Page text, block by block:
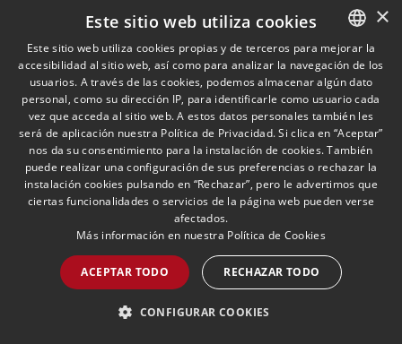
Andersen asesora a los
accionistas de la aeronáutica
Inespasa en la venta del 93%
del capital a un grupo de
inversores
26/05/2026 Corporate and M&A
El asesoramiento ha sido liderado por
Marta Morales, Socia; junto a Arturo
Murillo.
SPANISH
ENGLISH
PORTUGUESE
×
Este sitio web utiliza cookies
Este sitio web utiliza cookies propias y de terceros para mejorar la
accesibilidad al sitio web, así como para analizar la navegación de los
usuarios. A través de las cookies, podemos almacenar algún dato
personal, como su dirección IP, para identificarle como usuario cada
vez que acceda al sitio web. A estos datos personales también les
será de aplicación nuestra Política de Privacidad. Si clica en “Aceptar”
nos da su consentimiento para la instalación de cookies. También
puede realizar una configuración de sus preferencias o rechazar la
instalación cookies pulsando en “Rechazar”, pero le advertimos que
ciertas funcionalidades o servicios de la página web pueden verse
afectados.
Más información en nuestra Política de Cookies
ACEPTAR TODO RECHAZAR TODO
CONFIGURAR COOKIES